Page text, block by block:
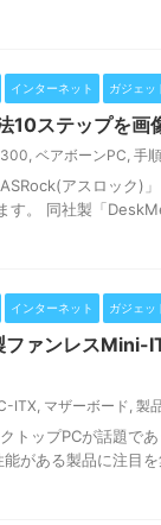
インターネット ガジェッ
ステップを画
, ベアボーンPC, 手
アスロック)」
す。 同社製「
インターネット ガジェッ
ァンレスMini-
ITX, マザーボード, 製
トップPCが話題で
がある製品に注目を